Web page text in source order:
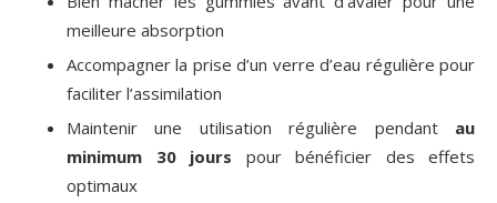
meilleure absorption
Accompagner la prise d’un verre d’eau régulière pour
faciliter l’assimilation
Maintenir une utilisation régulière pendant au
minimum 30 jours pour bénéficier des effets
optimaux